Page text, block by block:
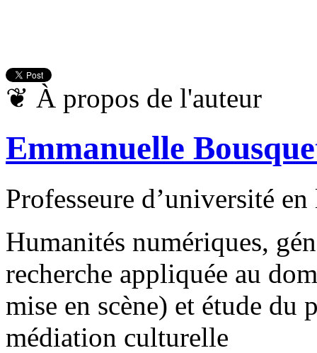
❦ À propos de l'auteur
Emmanuelle
Professeure d’université
Humanités numériques,
recherche appliquée au
mise en scène) et étude du
médiation culturelle